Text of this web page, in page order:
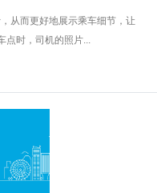
从而更好地展示乘车细节，让
点时，司机的照片...